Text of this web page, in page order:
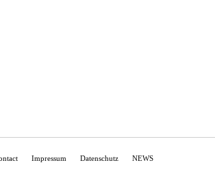
Impressum Datenschutz NEWS